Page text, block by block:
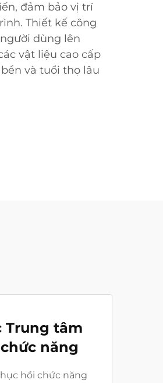
đảm bảo vị trí
Thiết kế công
dùng lên
vật liệu cao cấp
và tuổi thọ lâu
Trung tâm
năng
hồi chức năng